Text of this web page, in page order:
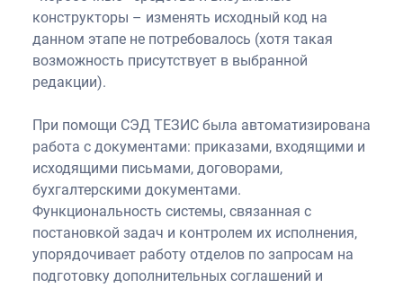
конструкторы – изменять исходный код на
данном этапе не потребовалось (хотя такая
возможность присутствует в выбранной
редакции).
При помощи СЭД ТЕЗИС была автоматизирована
работа с документами: приказами, входящими и
исходящими письмами, договорами,
бухгалтерскими документами.
Функциональность системы, связанная с
постановкой задач и контролем их исполнения,
упорядочивает работу отделов по запросам на
подготовку дополнительных соглашений и